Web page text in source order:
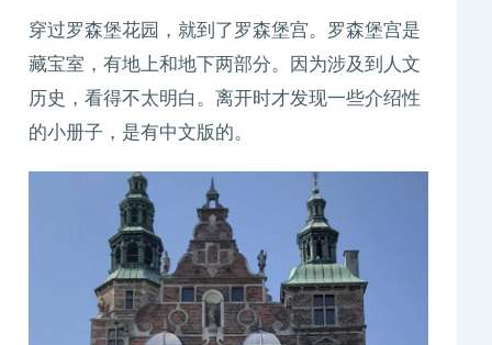
穿过罗森堡花园，就到了罗森堡宫。罗森堡宫是
藏宝室，有地上和地下两部分。因为涉及到人文
历史，看得不太明白。离开时才发现一些介绍性
的小册子，是有中文版的。